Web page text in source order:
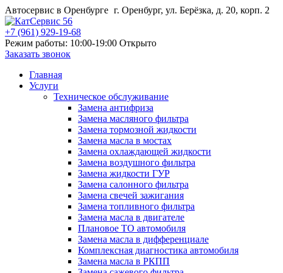
Автосервис в Оренбурге г. Оренбург, ул. Берёзка, д. 20, корп. 2
+7 (961) 929-19-68
Режим работы: 10:00-19:00 Открыто
Заказать звонок
Главная
Услуги
Техническое обслуживание
Замена антифриза
Замена масляного фильтра
Замена тормозной жидкости
Замена масла в мостах
Замена охлаждающей жидкости
Замена воздушного фильтра
Замена жидкости ГУР
Замена салонного фильтра
Замена свечей зажигания
Замена топливного фильтра
Замена масла в двигателе
Плановое ТО автомобиля
Замена масла в дифференциале
Комплексная диагностика автомобиля
Замена масла в РКПП